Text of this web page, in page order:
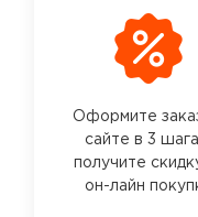
Оформите
сайте в 3
получите
он-лайн